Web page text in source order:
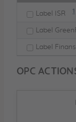
Label ISR 1
Label
Label
OPC